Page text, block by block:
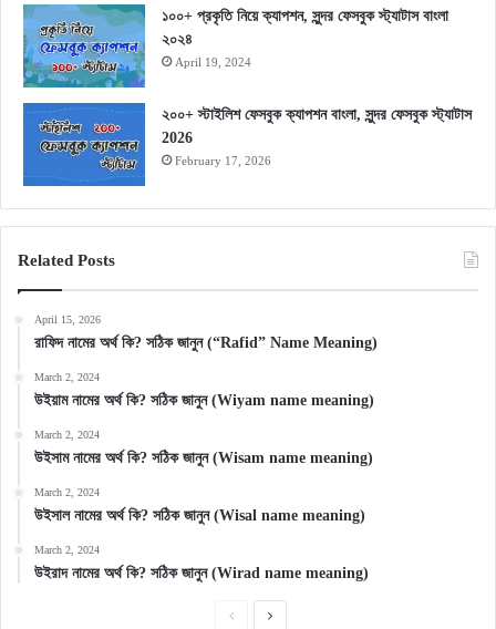
১০০+ প্রকৃতি নিয়ে ক্যাপশন, সুন্দর ফেসবুক স্ট্যাটাস বাংলা
২০২৪
April 19, 2024
২০০+ স্টাইলিশ ফেসবুক ক্যাপশন বাংলা, সুন্দর ফেসবুক স্ট্যাটাস
2026
February 17, 2026
Related Posts
April 15, 2026
রাফিদ নামের অর্থ কি? সঠিক জানুন (“Rafid” Name Meaning)
March 2, 2024
উইয়াম নামের অর্থ কি? সঠিক জানুন (Wiyam name meaning)
March 2, 2024
উইসাম নামের অর্থ কি? সঠিক জানুন (Wisam name meaning)
March 2, 2024
উইসাল নামের অর্থ কি? সঠিক জানুন (Wisal name meaning)
March 2, 2024
উইরাদ নামের অর্থ কি? সঠিক জানুন (Wirad name meaning)
PreviousNext